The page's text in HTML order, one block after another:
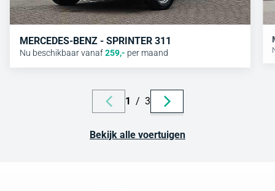
MERCEDES-BENZ - SPRINTER 311
Nu beschikbaar vanaf259,- per maand
1 / 3
Bekijk alle voertuigen